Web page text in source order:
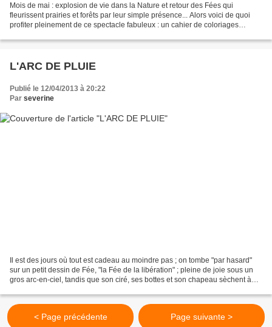
Mois de mai : explosion de vie dans la Nature et retour des Fées qui
fleurissent prairies et forêts par leur simple présence... Alors voici de quoi
profiter pleinement de ce spectacle fabuleux : un cahier de coloriages
L'ARC DE PLUIE
Publié le 12/04/2013 à 20:22
Par severine
Il est des jours où tout est cadeau au moindre pas ; on tombe "par hasard"
sur un petit dessin de Fée, "la Fée de la libération" ; pleine de joie sous un
gros arc-en-ciel, tandis que son ciré, ses bottes et son chapeau sèchent à
< Page précédente Page suivante >